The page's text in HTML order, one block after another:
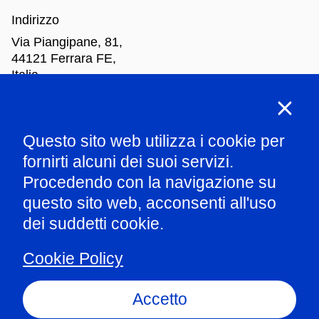
Questo sito web utilizza i cookie per
fornirti alcuni dei suoi servizi.
Procedendo con la navigazione su
questo sito web, acconsenti all'uso
dei suddetti cookie.
Cookie Policy
Accetto
Indirizzo
Via Piangipane, 81,
44121 Ferrara FE,
Italia
Mar-Dom: dalle 10.00 alle 18.00
Parla con il nostro staff
Amministrazione trasparente
Informazioni ex art.1 comma 125 L124/2017